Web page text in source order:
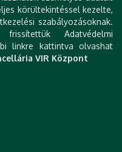
körültekintéssel kezelte,
szabályozásoknak.
Adatvédelmi
linkre kattintva olvashat
VIR Központ